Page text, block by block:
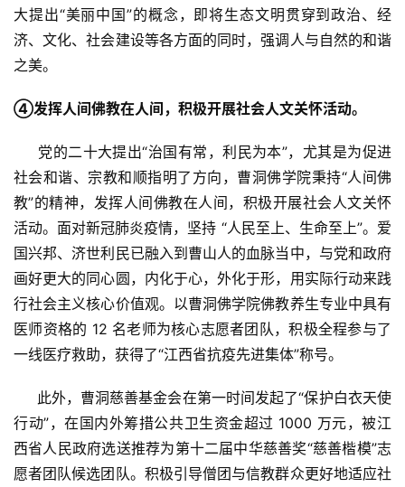
大提出“美丽中国”的概念，即将生态文明贯穿到政治、经
济、文化、社会建设等各方面的同时，强调人与自然的和谐
之美。
④发挥人间佛教在人间，积极开展社会人文关怀活动。
党的二十大提出“治国有常，利民为本”，尤其是为促进
社会和谐、宗教和顺指明了方向，曹洞佛学院秉持“人间佛
教”的精神，发挥人间佛教在人间，积极开展社会人文关怀
活动。面对新冠肺炎疫情，坚持 “人民至上、生命至上”。爱
国兴邦、济世利民已融入到曹山人的血脉当中，与党和政府
画好更大的同心圆，内化于心，外化于形，用实际行动来践
行社会主义核心价值观。以曹洞佛学院佛教养生专业中具有
医师资格的 12 名老师为核心志愿者团队，积极全程参与了
一线医疗救助，获得了“江西省抗疫先进集体”称号。
此外，曹洞慈善基金会在第一时间发起了“保护白衣天使
行动”，在国内外筹措公共卫生资金超过 1000 万元，被江
西省人民政府选送推荐为第十二届中华慈善奖“慈善楷模”志
愿者团队候选团队。积极引导僧团与信教群众更好地适应社